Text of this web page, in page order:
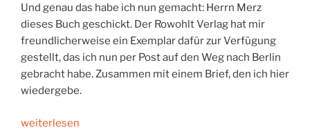
Und genau das habe ich nun gemacht: Herrn Merz
dieses Buch geschickt. Der Rowohlt Verlag hat mir
freundlicherweise ein Exemplar dafür zur Verfügung
gestellt, das ich nun per Post auf den Weg nach Berlin
gebracht habe. Zusammen mit einem Brief, den ich hier
wiedergebe.
„Ein
weiterlesen